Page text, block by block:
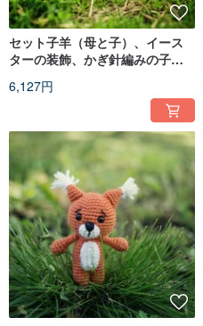
セット子羊（母と子）、イース
ターの装飾、かぎ針編みの子
6,127円